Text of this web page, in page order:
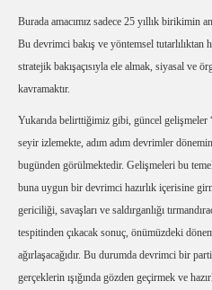
Burada amacımız sadece 25 yıllık birikimin
Bu devrimci bakış ve yöntemsel
stratejik bakışaçısıyla ele almak, siyasal ve
kavramaktır.
Yukarıda belirttiğimiz gibi, güncel gelişmeler
seyir izlemekte, adım adım devrimler
bugünden görülmektedir. Gelişmeleri bu
buna uygun bir devrimci hazırlık içerisine
gericiliği, savaşları ve saldırganlığı
tespitinden çıkacak sonuç, önümüzdeki
ağırlaşacağıdır. Bu durumda devrimci bir
gerçeklerin ışığında gözden geçirmek ve